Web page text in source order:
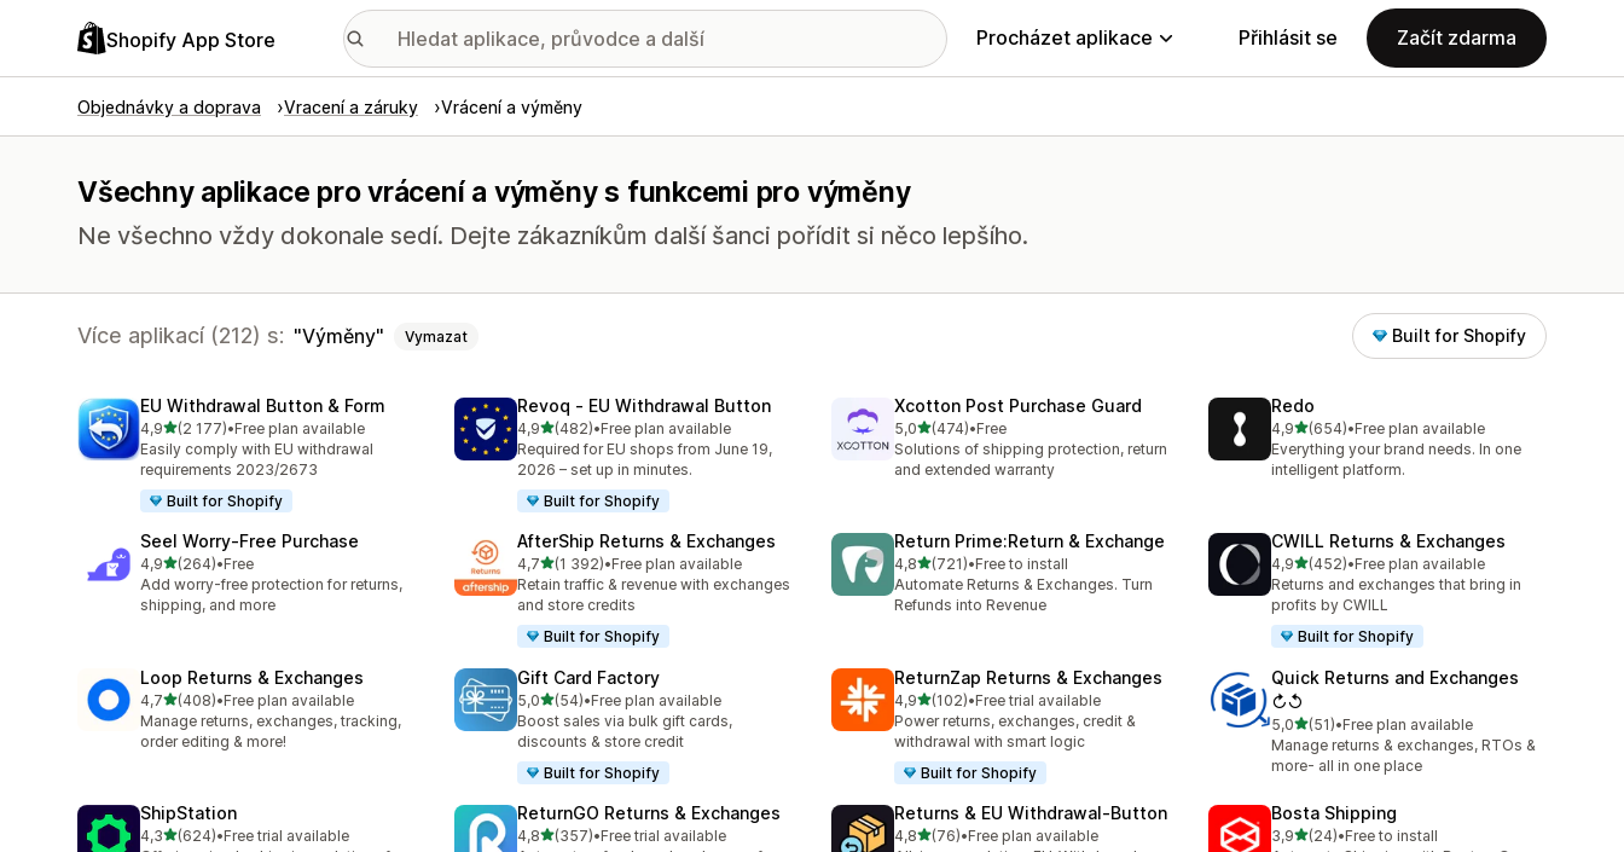
Shopify App Store Procházet aplikace Přihlásit se Začít zdarma
Objednávky a doprava Vracení a záruky Vrácení a výměny
Všechny aplikace pro vrácení a výměny s funkcemi pro výměny
Ne všechno vždy dokonale sedí. Dejte zákazníkům další šanci pořídit si něco lepšího.
Více aplikací (212) s: Výměny Vymazat Built for Shopify
EU Withdrawal Button & Form
4,9z 5 hvězd
(2 177)
Celkový počet recenzí: 2177
•Free plan available
Easily comply with EU withdrawal
requirements 2023/2673
Built for Shopify
Revoq ‑ EU Withdrawal Button
4,9z 5 hvězd
(482)
Celkový počet recenzí: 482
•Free plan available
Required for EU shops from June 19,
2026 – set up in minutes.
Built for Shopify
Xcotton Post Purchase Guard
5,0z 5 hvězd
(474)
Celkový počet recenzí: 474
•Free
Solutions of shipping protection, return
and extended warranty
Redo
4,9z 5 hvězd
(654)
Celkový počet recenzí: 654
•Free plan available
Everything your brand needs. In one
intelligent platform.
Seel Worry‑Free Purchase
4,9z 5 hvězd
(264)
Celkový počet recenzí: 264
•Free
Add worry-free protection for returns,
shipping, and more
AfterShip Returns & Exchanges
4,7z 5 hvězd
(1 392)
Celkový počet recenzí: 1392
•Free plan available
Retain traffic & revenue with exchanges
and store credits
Built for Shopify
Return Prime:Return & Exchange
4,8z 5 hvězd
(721)
Celkový počet recenzí: 721
•Free to install
Automate Returns & Exchanges. Turn
Refunds into Revenue
CWILL Returns & Exchanges
4,9z 5 hvězd
(452)
Celkový počet recenzí: 452
•Free plan available
Returns and exchanges that bring in
profits by CWILL
Built for Shopify
Loop Returns & Exchanges
4,7z 5 hvězd
(408)
Celkový počet recenzí: 408
•Free plan available
Manage returns, exchanges, tracking,
order editing & more!
Gift Card Factory
5,0z 5 hvězd
(54)
Celkový počet recenzí: 54
•Free plan available
Boost sales via bulk gift cards,
discounts & store credit
Built for Shopify
ReturnZap Returns & Exchanges
4,9z 5 hvězd
(102)
Celkový počet recenzí: 102
•Free trial available
Power returns, exchanges, credit &
withdrawal with smart logic
Built for Shopify
Quick Returns and Exchanges
↻↺
5,0z 5 hvězd
(51)
Celkový počet recenzí: 51
•Free plan available
Manage returns & exchanges, RTOs &
more- all in one place
ShipStation
4,3z 5 hvězd
(624)
Celkový počet recenzí: 624
•Free trial available
ReturnGO Returns & Exchanges
4,8z 5 hvězd
(357)
Celkový počet recenzí: 357
•Free trial available
Returns & EU Withdrawal‑Button
4,8z 5 hvězd
(76)
Celkový počet recenzí: 76
•Free plan available
Bosta Shipping
3,9z 5 hvězd
(24)
Celkový počet recenzí: 24
•Free to install